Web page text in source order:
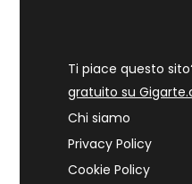
Ti piace questo
gratuito su
Chi siamo
Privacy Policy
Cookie Policy